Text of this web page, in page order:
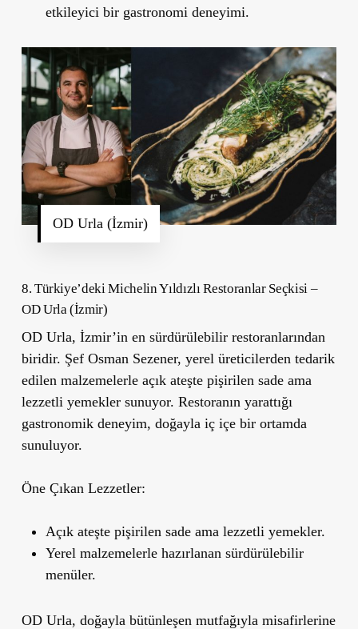
etkileyici bir gastronomi deneyimi.
OD Urla (İzmir)
8. Türkiye’deki Michelin Yıldızlı Restoranlar Seçkisi –
OD Urla (İzmir)
OD Urla, İzmir’in en sürdürülebilir restoranlarından
biridir. Şef Osman Sezener, yerel üreticilerden tedarik
edilen malzemelerle açık ateşte pişirilen sade ama
lezzetli yemekler sunuyor. Restoranın yarattığı
gastronomik deneyim, doğayla iç içe bir ortamda
sunuluyor.
Öne Çıkan Lezzetler:
Açık ateşte pişirilen sade ama lezzetli yemekler.
Yerel malzemelerle hazırlanan sürdürülebilir
menüler.
OD Urla, doğayla bütünleşen mutfağıyla misafirlerine